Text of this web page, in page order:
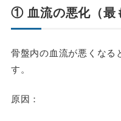
① 血流の悪化（最
骨盤内の血流が悪くなる
す。
原因：